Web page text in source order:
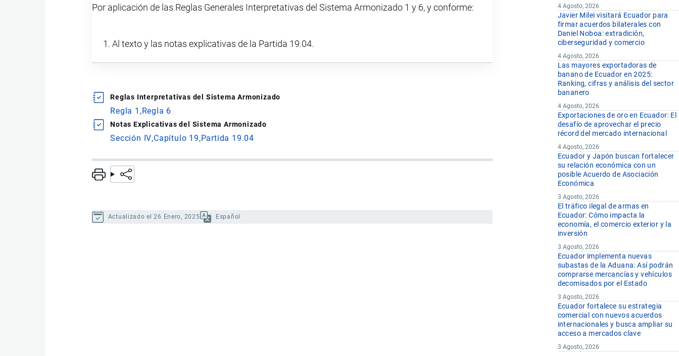
Por aplicación de las Reglas Generales Interpretativas del Sistema Armonizado 1 y 6, y conforme:
Al texto y las notas explicativas de la Partida 19.04.
Reglas Interpretativas del Sistema Armonizado
Regla 1 Regla 6
Notas Explicativas del Sistema Armonizado
Sección IV Capítulo 19 Partida 19.04
Actualizado el 26 Enero, 2025 Español
4 Agosto, 2026
Javier Milei visitará Ecuador para
firmar acuerdos bilaterales con
Daniel Noboa: extradición,
ciberseguridad y comercio
4 Agosto, 2026
Las mayores exportadoras de
banano de Ecuador en 2025:
Ranking, cifras y análisis del sector
bananero
4 Agosto, 2026
Exportaciones de oro en Ecuador: El
desafío de aprovechar el precio
récord del mercado internacional
4 Agosto, 2026
Ecuador y Japón buscan fortalecer
su relación económica con un
posible Acuerdo de Asociación
Económica
3 Agosto, 2026
El tráfico ilegal de armas en
Ecuador: Cómo impacta la
economía, el comercio exterior y la
inversión
3 Agosto, 2026
Ecuador implementa nuevas
subastas de la Aduana: Así podrán
comprarse mercancías y vehículos
decomisados por el Estado
3 Agosto, 2026
Ecuador fortalece su estrategia
comercial con nuevos acuerdos
internacionales y busca ampliar su
acceso a mercados clave
3 Agosto, 2026